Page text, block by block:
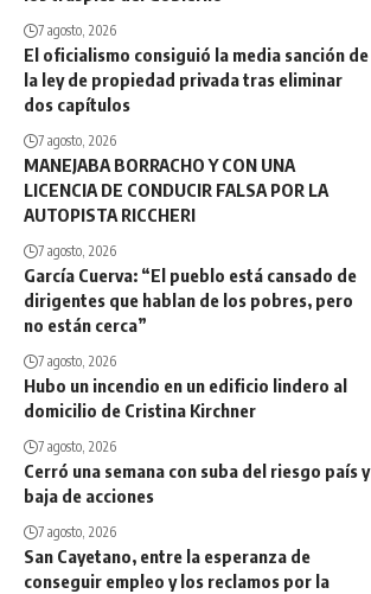
7 agosto, 2026
El oficialismo consiguió la media sanción de
la ley de propiedad privada tras eliminar
dos capítulos
7 agosto, 2026
MANEJABA BORRACHO Y CON UNA
LICENCIA DE CONDUCIR FALSA POR LA
AUTOPISTA RICCHERI
7 agosto, 2026
García Cuerva: “El pueblo está cansado de
dirigentes que hablan de los pobres, pero
no están cerca”
7 agosto, 2026
Hubo un incendio en un edificio lindero al
domicilio de Cristina Kirchner
7 agosto, 2026
Cerró una semana con suba del riesgo país y
baja de acciones
7 agosto, 2026
San Cayetano, entre la esperanza de
conseguir empleo y los reclamos por la